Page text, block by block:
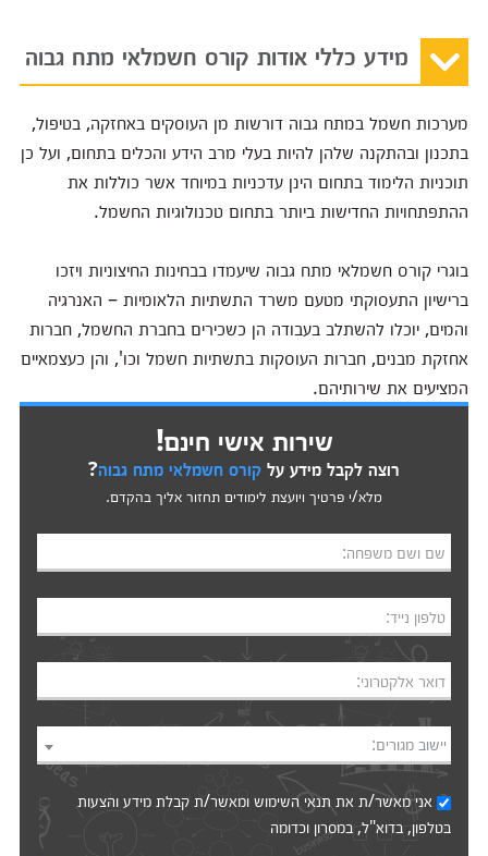
מידע כללי אודות קורס חשמלאי מתח גבוה
מערכות חשמל במתח גבוה דורשות מן העוסקים באחזקה, בטיפול,
בתכנון ובהתקנה שלהן להיות בעלי מרב הידע והכלים בתחום, ועל כן
תוכניות הלימוד בתחום הינן עדכניות במיוחד אשר כוללות את
ההתפתחויות החדישות ביותר בתחום טכנולוגיות החשמל.
בוגרי קורס חשמלאי מתח גבוה שיעמדו בבחינות החיצוניות ויזכו
ברישיון התעסוקתי מטעם משרד התשתיות הלאומיות – האנרגיה
והמים, יוכלו להשתלב בעבודה הן כשכירים בחברת החשמל, חברות
אחזקת מבנים, חברות העוסקות בתשתיות חשמל וכו', והן כעצמאיים
המציעים את שירותיהם.
שירות אישי חינם!
רוצה לקבל מידע על קורס חשמלאי מתח גבוה?
מלא/י פרטיך ויועצת לימודים תחזור אליך בהקדם.
שם ושם משפחה:
טלפון נייד:
דואר אלקטרוני:
יישוב מגורים:
אני מאשר/ת אתתנאי השימושומאשר/ת קבלת מידע והצעות
בטלפון, בדוא"ל, במסרון וכדומה‎‎